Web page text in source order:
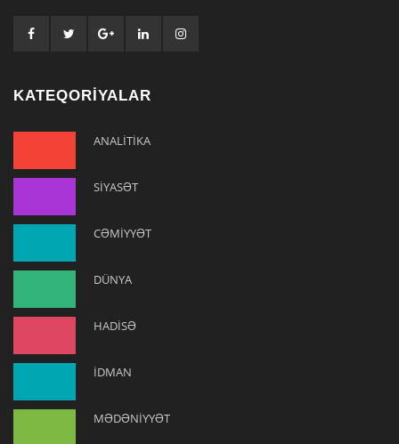
KATEQORİYALAR
ANALİTİKA
SİYASƏT
CƏMİYYƏT
DÜNYA
HADİSƏ
İDMAN
MƏDƏNİYYƏT